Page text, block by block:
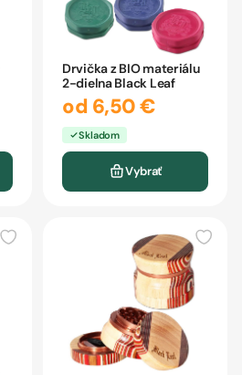
Drvička z BIO materiálu
2-dielna Black Leaf
od 6,50 €
Skladom
Vybrať